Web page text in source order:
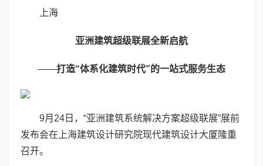
上海
亚洲建筑超级联展全新启航
——打造“体系化建筑时代”的一站式服务生态
9月24日，“亚洲建筑系统解决方案超级联展”展前
发布会在上海建筑设计研究院现代建筑设计大厦隆重
召开。